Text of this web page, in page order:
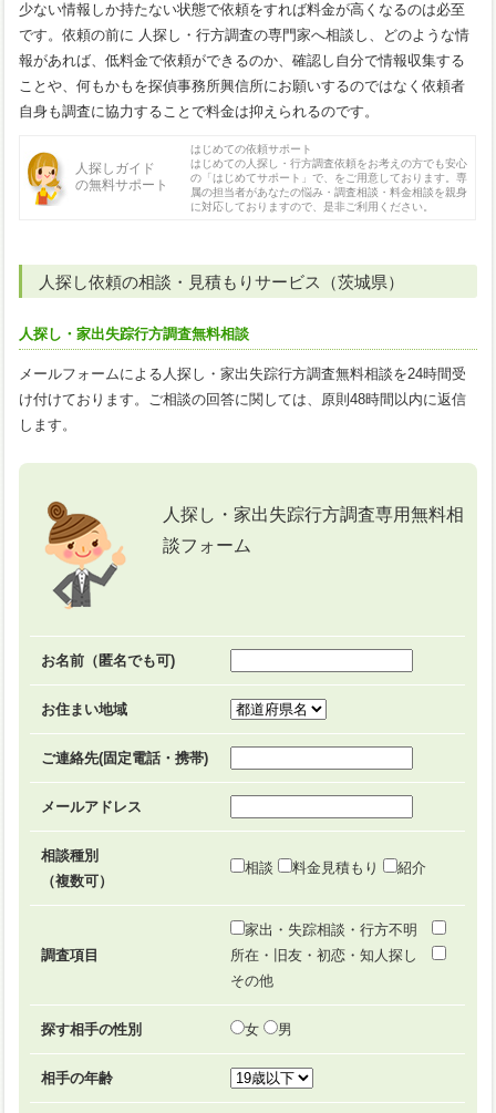
少ない情報しか持たない状態で依頼をすれば料金が高くなるのは必至
です。依頼の前に 人探し・行方調査の専門家へ相談し、どのような情
報があれば、低料金で依頼ができるのか、確認し自分で情報収集する
ことや、何もかもを探偵事務所興信所にお願いするのではなく依頼者
自身も調査に協力することで料金は抑えられるのです。
人探しガイド
の無料サポート
はじめての依頼サポート
はじめての人探し・行方調査依頼をお考えの方でも安心
の「はじめてサポート」で、をご用意しております。専
属の担当者があなたの悩み・調査相談・料金相談を親身
に対応しておりますので、是非ご利用ください。
人探し依頼の相談・見積もりサービス（茨城県）
人探し・家出失踪行方調査無料相談
メールフォームによる人探し・家出失踪行方調査無料相談を24時間受
け付けております。ご相談の回答に関しては、原則48時間以内に返信
します。
人探し・家出失踪行方調査専用無料相
談フォーム
お名前（匿名でも可)
お住まい地域
ご連絡先(固定電話・携帯)
メールアドレス
相談種別
（複数可）
相談 料金見積もり 紹介
調査項目
家出・失踪相談・行方不明
所在・旧友・初恋・知人探し
その他
探す相手の性別 女 男
相手の年齢